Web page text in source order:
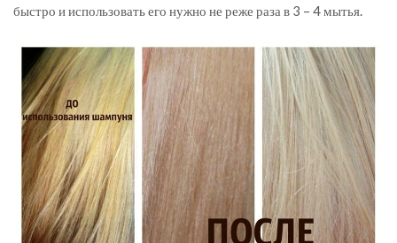
быстро и использовать его нужно не реже раза в 3 – 4 мытья.